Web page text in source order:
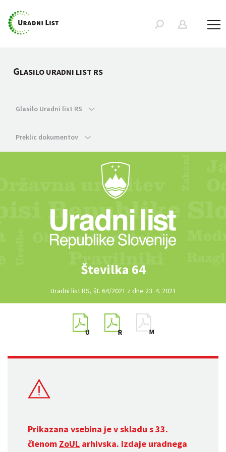
GLASILO URADNI LIST RS
Glasilo Uradni list RS
Preklic dokumentov
Številka 64
Uradni list RS, št. 64/2021 z dne 23. 4. 2021
Prikazana vsebina je v skladu s 33.
členom ZoUL arhivska. Izdaje uradnega